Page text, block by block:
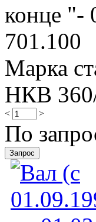
конце "-
701.100
Марка
НКВ
< >
По